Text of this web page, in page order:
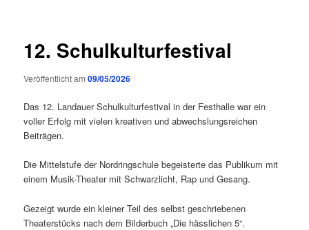
12. Schulkulturfestival
Veröffentlicht am09/05/2026
Das 12. Landauer Schulkulturfestival in der Festhalle war ein
voller Erfolg mit vielen kreativen und abwechslungsreichen
Beiträgen.
Die Mittelstufe der Nordringschule begeisterte das Publikum mit
einem Musik-Theater mit Schwarzlicht, Rap und Gesang.
Gezeigt wurde ein kleiner Teil des selbst geschriebenen
Theaterstücks nach dem Bilderbuch „Die hässlichen 5“.